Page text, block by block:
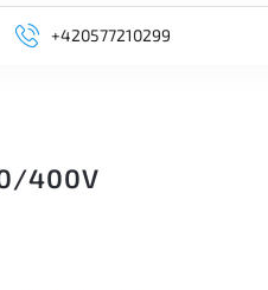
PRŮMYSLOVÁ TECHNIKA
+420577210299
400V